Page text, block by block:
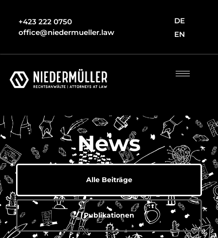
+423 222 0750
office@niedermueller.law
DE
EN
News
Alle Beiträge
Publikationen